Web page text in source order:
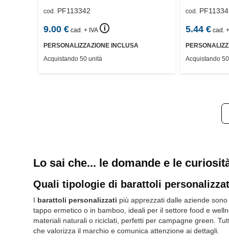
cod. PF113342
9.00 € cad. + IVA 🛈
PERSONALIZZAZIONE INCLUSA
Acquistando 50 unità
cod.
5.44€ cad.
Acquistando
Lo sai che... le domande e le
Quali tipologie di barattoli
I barattoli personalizzati più apprezzati dalle aziende
tappo ermetico o in bamboo, ideali per il settore food e
materiali naturali o riciclati, perfetti per campagne green.
che valorizza il marchio e comunica attenzione ai dettagli.